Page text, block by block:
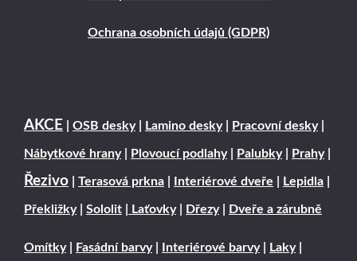
Ochrana osobních údajů (GDPR)
AKCE OSB desky| Lamino desky| Pracovní desky|
Nábytkové hrany| Plovoucí podlahy| Palubky| Prahy|
Řezivo Terasová prkna Interiérové dveře Lepidla
Překližky| Sololit Laťovky| Dřezy| Dveře a zárubně
Omítky| Fasádní barvy| Interiérové barvy| Laky|